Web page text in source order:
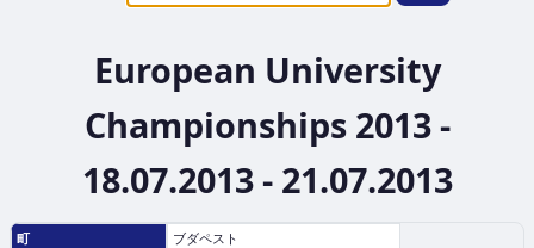
European University
Championships 2013 -
18.07.2013 - 21.07.2013
町
ブダペスト